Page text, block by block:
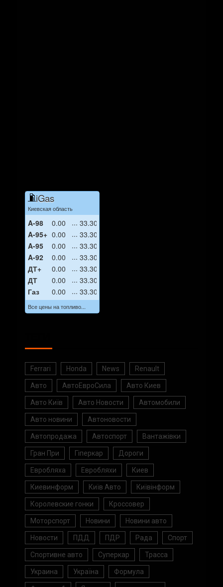
iGas
Киевская область
A-98 0.00
33.30
A-95+ 0.00
33.30
A-95
0.00
33.30
A-92
0.00
33.30
ДТ+
0.00
33.30
ДТ
0.00
33.30
Газ
0.00 33.30
Все цены на топливо...
Ferrari Honda News Renault
Авто АвтоЕвроСила Авто Киев
Авто Київ Авто Новости Автомобили
Авто новини Автоновости
Автопродажа Автоспорт Вантажівки
Гран При Гіперкар Дороги
Евробляха Евробляхи Киев
Киевинформ Київ Авто Київінформ
Королевские гонки Кроссовер
Моторспорт Новини Новини авто
Новости ПДД ПДР Рада Спорт
Спортивне авто Суперкар Трасса
Украина Україна Формула